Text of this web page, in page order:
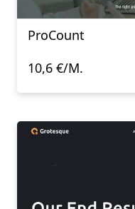
ProCount
10,6 €/M.